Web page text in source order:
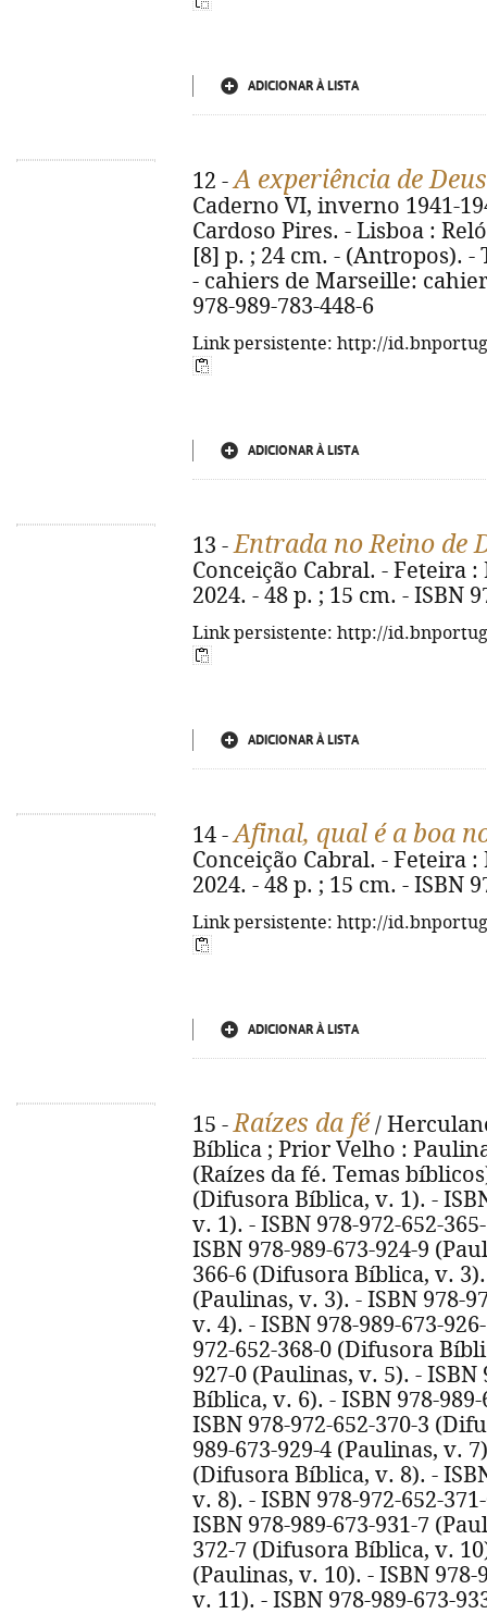
ADICIONAR À LISTA
12 -A experiência de Deus
Caderno VI, inverno 1941-
Cardoso Pires. - Lisboa :
[8] p. ; 24 cm. - (Antropos).
- cahiers de Marseille:
978-989-783-448-6
Link persistente: http://
ADICIONAR À LISTA
13 -Entrada no Reino de
Conceição Cabral. - Feteira
2024. - 48 p. ; 15 cm. - ISBN
Link persistente: http://
ADICIONAR À LISTA
14 -Afinal, qual é a boa
Conceição Cabral. - Feteira
2024. - 48 p. ; 15 cm. - ISBN
Link persistente: http://
ADICIONAR À LISTA
15 -Raízes da fé /
Bíblica ; Prior Velho :
(Raízes da fé. Temas
(Difusora Bíblica, v. 1). -
v. 1). - ISBN 978-972-652-
ISBN 978-989-673-924-9
366-6 (Difusora Bíblica, v. 3).
(Paulinas, v. 3). - ISBN 978-
v. 4). - ISBN 978-989-673-
972-652-368-0 (Difusora
927-0 (Paulinas, v. 5). -
Bíblica, v. 6). - ISBN 978-
ISBN 978-972-652-370-3
989-673-929-4 (Paulinas, v.
(Difusora Bíblica, v. 8). -
v. 8). - ISBN 978-972-652-
ISBN 978-989-673-931-7
372-7 (Difusora Bíblica, v.
(Paulinas, v. 10). - ISBN
v. 11). - ISBN 978-989-673-